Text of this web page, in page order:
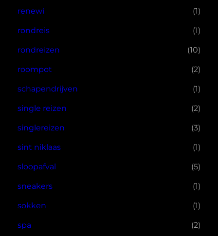
renewi (1)
rondreis (1)
rondreizen (10)
roompot (2)
schapendrijven (1)
single reizen (2)
singlereizen (3)
sint niklaas (1)
sloopafval (5)
sneakers (1)
sokken (1)
spa (2)